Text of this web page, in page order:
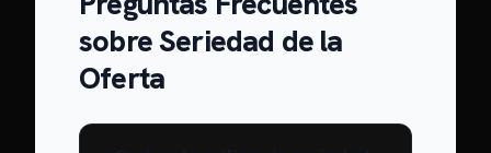
sobre Seriedad de la
Oferta